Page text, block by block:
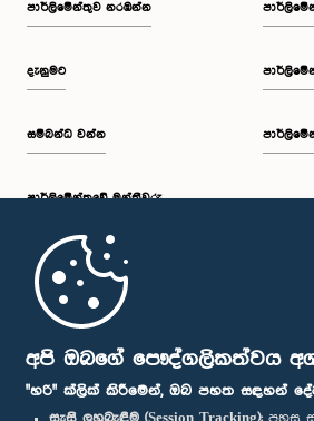
අපි ඔබගේ පෞද්ගලිකත්වය
"හරි" ක්ලික් කිරීමෙන්, ඔබ පහත සඳහන්
පාර්ලි‌මේන්තුව නරඹන්න
දැනුමට
සම්බන්ධ වන්න
පාර්ලි‌මේන්තුවේ මන්ත්‍රීවරු
මුල් පිටුව
පාර්ලිමේන්තු ජංගම යෙදුම